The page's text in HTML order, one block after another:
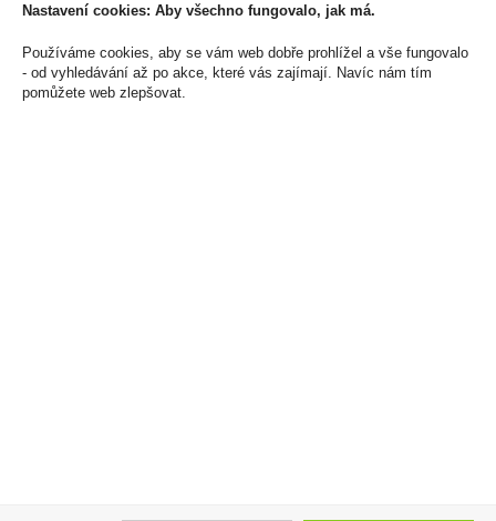
Skladem:5 - 50 ks Cena za:
Nastavení cookies: Aby všechno fungovalo, jak má.
Používáme cookies, aby se vám web dobře prohlížel a vše fungovalo
- od vyhledávání až po akce, které vás zajímají. Navíc nám tím
pomůžete web zlepšovat.